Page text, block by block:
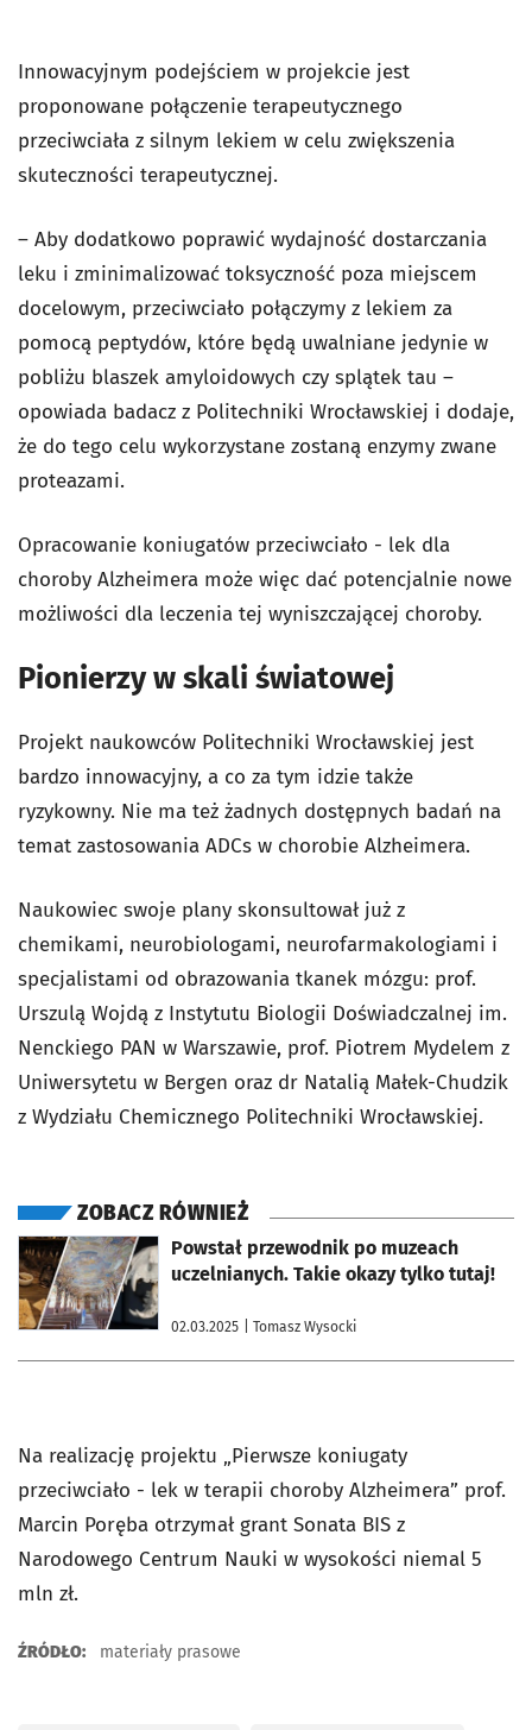
Innowacyjnym podejściem w projekcie jest
proponowane połączenie terapeutycznego
przeciwciała z silnym lekiem w celu zwiększenia
skuteczności terapeutycznej.
– Aby dodatkowo poprawić wydajność dostarczania
leku i zminimalizować toksyczność poza miejscem
docelowym, przeciwciało połączymy z lekiem za
pomocą peptydów, które będą uwalniane jedynie w
pobliżu blaszek amyloidowych czy splątek tau –
opowiada badacz z Politechniki Wrocławskiej i dodaje,
że do tego celu wykorzystane zostaną enzymy zwane
proteazami.
Opracowanie koniugatów przeciwciało - lek dla
choroby Alzheimera może więc dać potencjalnie nowe
możliwości dla leczenia tej wyniszczającej choroby.
Pionierzy w skali światowej
Projekt naukowców Politechniki Wrocławskiej jest
bardzo innowacyjny, a co za tym idzie także
ryzykowny. Nie ma też żadnych dostępnych badań na
temat zastosowania ADCs w chorobie Alzheimera.
Naukowiec swoje plany skonsultował już z
chemikami, neurobiologami, neurofarmakologiami i
specjalistami od obrazowania tkanek mózgu: prof.
Urszulą Wojdą z Instytutu Biologii Doświadczalnej im.
Nenckiego PAN w Warszawie, prof. Piotrem Mydelem z
Uniwersytetu w Bergen oraz dr Natalią Małek-Chudzik
z Wydziału Chemicznego Politechniki Wrocławskiej.
ZOBACZ RÓWNIEŻ
Powstał przewodnik po muzeach
uczelnianych. Takie okazy tylko tutaj!
02.03.2025 | Tomasz Wysocki
otworzy się w nowej karcie
Na realizację projektu „Pierwsze koniugaty
przeciwciało - lek w terapii choroby Alzheimera” prof.
Marcin Poręba otrzymał grant Sonata BIS z
Narodowego Centrum Nauki w wysokości niemal 5
mln zł.
ŹRÓDŁO: materiały prasowe